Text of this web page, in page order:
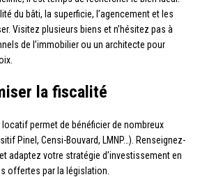
du bâti, la superficie, l’agencement et les
Visitez plusieurs biens et n’hésitez pas à
de l’immobilier ou un architecte pour
la fiscalité
locatif permet de bénéficier de nombreux
Pinel, Censi-Bouvard, LMNP…). Renseignez-
adaptez votre stratégie d’investissement en
offertes par la législation.